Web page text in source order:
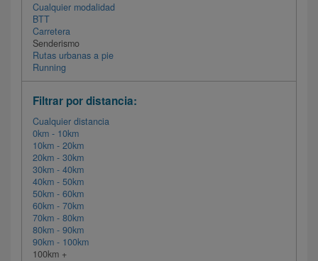
Cualquier modalidad
BTT
Carretera
Senderismo
Rutas urbanas a pie
Running
Filtrar por distancia:
Cualquier distancia
0km - 10km
10km - 20km
20km - 30km
30km - 40km
40km - 50km
50km - 60km
60km - 70km
70km - 80km
80km - 90km
90km - 100km
100km +